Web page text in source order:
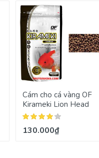
Cám cho cá vàng OF
Kirameki Lion Head
130.000₫